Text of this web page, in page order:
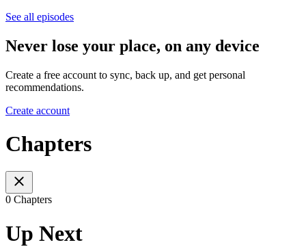
See all episodes
Never lose your place, on any device
Create a free account to sync, back up, and get personal
recommendations.
Create account
Chapters
0 Chapters
Up Next